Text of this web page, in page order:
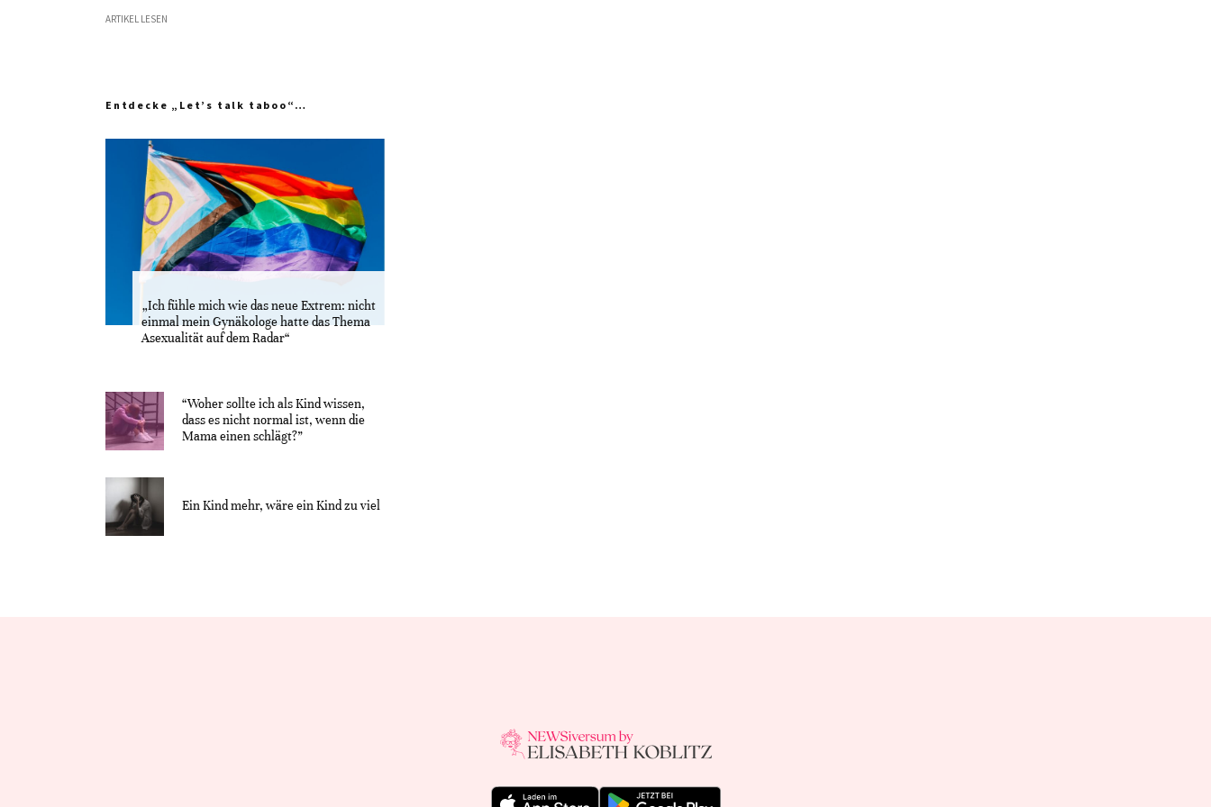
ARTIKEL LESEN
Entdecke „Let’s talk taboo“…
„Ich fühle mich wie das neue Extrem: nicht
einmal mein Gynäkologe hatte das Thema
Asexualität auf dem Radar“
“Woher sollte ich als Kind wissen,
dass es nicht normal ist, wenn die
Mama einen schlägt?”
Ein Kind mehr, wäre ein Kind zu viel